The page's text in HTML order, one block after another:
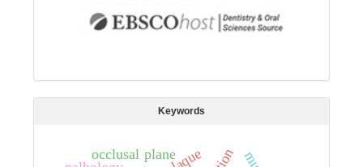
Keywords
occlusal plane